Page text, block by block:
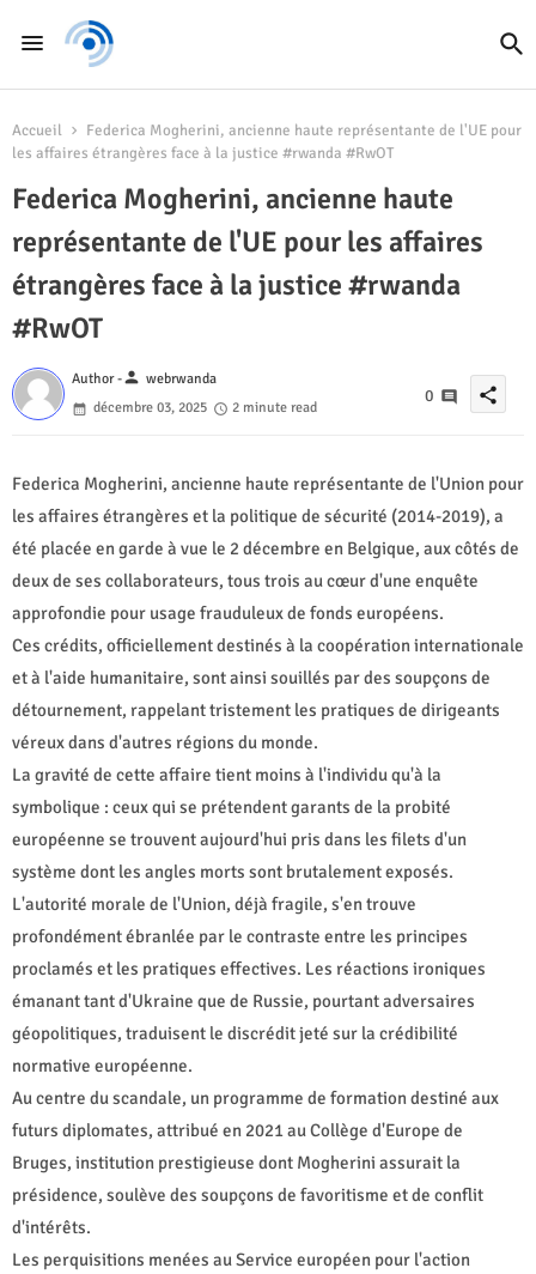
Accueil
Federica Mogherini, ancienne haute représentante de l'UE pour
les affaires étrangères face à la justice #rwanda #RwOT
Federica Mogherini, ancienne haute
représentante de l'UE pour les affaires
étrangères face à la justice #rwanda
#RwOT
Author -person webrwanda
décembre 03, 2025
2 minute read
0 share
Federica Mogherini, ancienne haute représentante de l'Union pour
les affaires étrangères et la politique de sécurité (2014-2019), a
été placée en garde à vue le 2 décembre en Belgique, aux côtés de
deux de ses collaborateurs, tous trois au cœur d'une enquête
approfondie pour usage frauduleux de fonds européens.
Ces crédits, officiellement destinés à la coopération internationale
et à l'aide humanitaire, sont ainsi souillés par des soupçons de
détournement, rappelant tristement les pratiques de dirigeants
véreux dans d'autres régions du monde.
La gravité de cette affaire tient moins à l'individu qu'à la
symbolique : ceux qui se prétendent garants de la probité
européenne se trouvent aujourd'hui pris dans les filets d'un
système dont les angles morts sont brutalement exposés.
L'autorité morale de l'Union, déjà fragile, s'en trouve
profondément ébranlée par le contraste entre les principes
proclamés et les pratiques effectives. Les réactions ironiques
émanant tant d'Ukraine que de Russie, pourtant adversaires
géopolitiques, traduisent le discrédit jeté sur la crédibilité
normative européenne.
Au centre du scandale, un programme de formation destiné aux
futurs diplomates, attribué en 2021 au Collège d'Europe de
Bruges, institution prestigieuse dont Mogherini assurait la
présidence, soulève des soupçons de favoritisme et de conflit
d'intérêts.
Les perquisitions menées au Service européen pour l'action